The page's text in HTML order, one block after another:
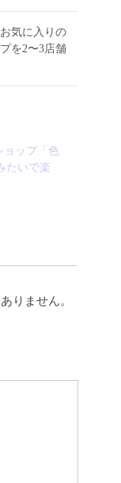
気に入りの
を2〜3店舗
ョップ「色
たいで楽
りません。